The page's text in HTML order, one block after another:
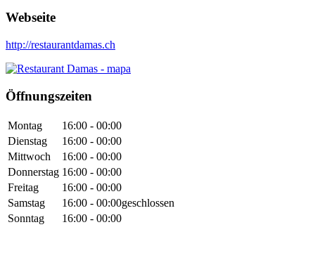
Webseite
http://restaurantdamas.ch
Öffnungszeiten
Montag
16:00 - 00:00
Dienstag
16:00 - 00:00
Mittwoch
16:00 - 00:00
Donnerstag 16:00 - 00:00
Freitag
16:00 - 00:00
Samstag
16:00 - 00:00geschlossen
Sonntag
16:00 - 00:00